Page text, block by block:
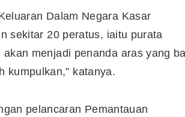
Dalam Negara Kasar
sekitar 20 peratus, iaitu purata
menjadi penanda aras yang
kumpulkan,” katanya.
pelancaran Pemantauan